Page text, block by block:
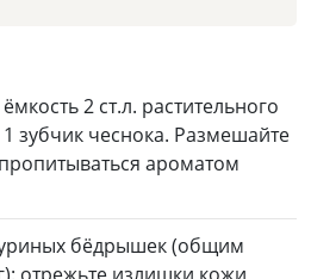
2 ст.л. растительного
зубчик чеснока. Размешайте
ароматом
бёдрышек (общим